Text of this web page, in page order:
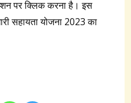
पर क्लिक करना है। इस
सहायता योजना 2023 का